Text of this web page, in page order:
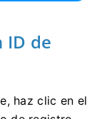
ID de
haz clic en el